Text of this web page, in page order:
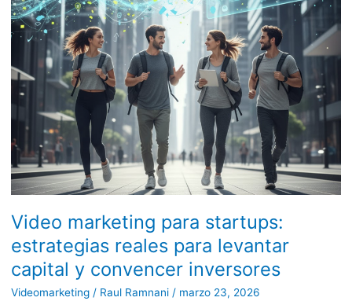
Video marketing para startups:
estrategias reales para levantar
capital y convencer inversores
Videomarketing/ Raul Ramnani / marzo 23, 2026
reales
para
levantar
capital
convencer
inversores